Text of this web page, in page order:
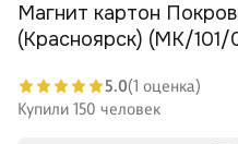
Магнит картон
(Красноярск) (МК/101/
5.0(1 оценка)
Купили 150 человек